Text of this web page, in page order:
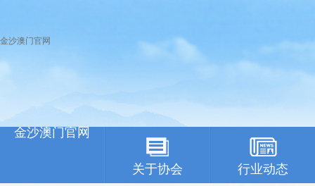
金沙澳门官网
金沙澳门官网
关于协会 行业动态